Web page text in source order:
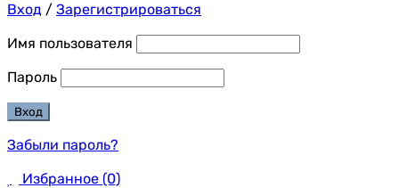
Вход / Зарегистрироваться
Имя пользователя
Пароль
Забыли пароль?
Избранное (0)